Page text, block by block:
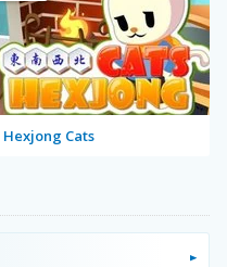
Hexjong Cats